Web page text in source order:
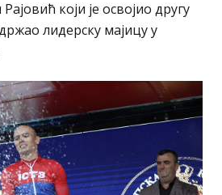
који је освојио другу
лидерску мајицу у